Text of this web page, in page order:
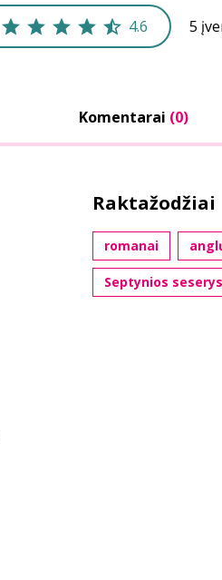
4.6 5
Komentarai (0)
Raktažodžiai
romanai
Septynios seserys